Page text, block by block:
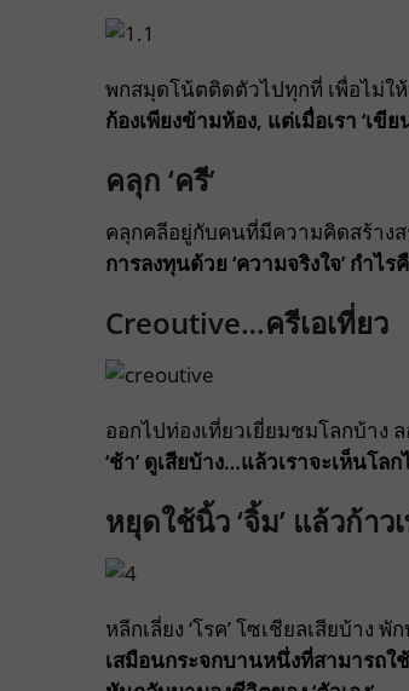
พกสมุดโน้ตติดตัวไปทุกที่ เพื่อไม่ใ
ก้องเพียงข้ามห้อง, แต่เมื่อเรา ‘เขี
คลุก ‘ครี’
คลุกคลีอยู่กับคนที่มีความคิดสร้างส
การลงทุนด้วย ‘ความจริงใจ’ กำไร
Creoutive…ครีเอเที่ยว
ออกไปท่องเที่ยวเยี่ยมชมโลกบ้าง
‘ช้า’ ดูเสียบ้าง…แล้วเราจะเห็นโล
หยุดใช้นิ้ว ‘จิ้ม’ แล้วก้าว
หลีกเลี่ยง ‘โรค’ โซเชียลเสียบ้าง
เสมือนกระจกบานหนึ่งที่สามารถ